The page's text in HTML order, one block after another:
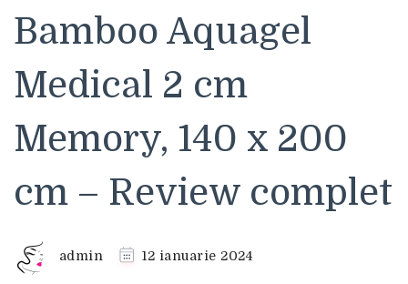
Bamboo Aquagel
Medical 2 cm
Memory, 140 x 200
cm – Review complet
admin 12 ianuarie 2024